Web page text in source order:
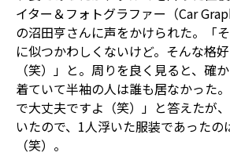
イター＆フォトグラファー（Car
の沼田亨さんに声をかけられた。「
に似つかわしくないけど。そんな格
（笑）」と。周りを良く見ると、確
着ていて半袖の人は誰も居なかった
で大丈夫ですよ（笑）」と答えたが
いたので、1人浮いた服装であったの
（笑）。